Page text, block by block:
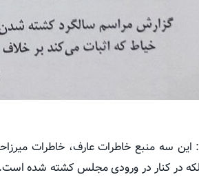
این سه منبع خاطرات عارف، خاطرات
در کنار در ورودی مجلس کشته شده است.